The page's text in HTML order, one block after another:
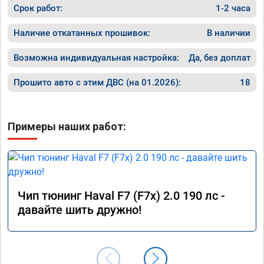
Срок работ: 1-2 часа
Наличие откатанных прошивок: В наличии
Возможна индивидуальная настройка: Да, без доплат
Прошито авто с этим ДВС (на 01.2026): 18
Примеры наших работ:
Чип тюнинг Haval F7 (F7x) 2.0 190 лс -
давайте шить дружно!